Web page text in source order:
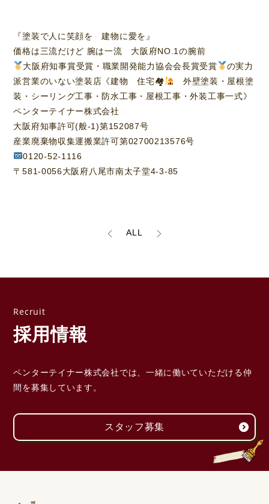
『塗装で人に笑顔を 建物に愛を』
価格は三流だけど 腕は一流 大阪府NO.1の腕前
大阪府知事賞受賞・職業開発能力協会会長賞受賞
の実力
派営業のいない塗装店《建物 住宅🏘
外壁塗装・屋根塗
装・シーリング工事・防水工事・屋根工事・外装工事一式》
ペンターテイナー株式会社
大阪府知事許可(般-1)第152087号
産業廃棄物収集運搬業許可第02700213576号
0120-52-1116
〒581-0056大阪府八尾市南太子堂4-3-85
ALL
採用情報
ペンターテイナー株式会社では、一緒に働いていただける仲
間を募集しています。
スタッフ募集